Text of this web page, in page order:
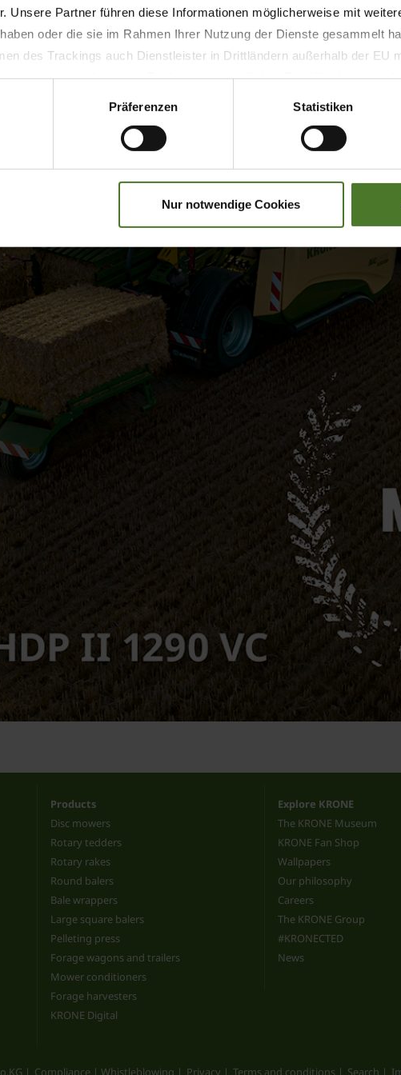
Unsere Partner führen diese Informationen möglicherweise mit
oder die sie im Rahmen Ihrer Nutzung der Dienste gesammelt
des Trackings auch Dienstleister in Drittländern außerhalb der EU
ein, wodurch das Risiko von behördlichen Zugriffen bzw. von
Präferenzen Statistiken
Nur notwendige Cookies
Products
Disc mowers
Rotary tedders
Rotary rakes
Round balers
Bale wrappers
Large square balers
Pelleting press
Forage wagons and trailers
Mower conditioners
Forage harvesters
KRONE Digital
Explore KRONE
The KRONE Museum
KRONE Fan Shop
Wallpapers
Our philosophy
Careers
The KRONE Group
#KRONECTED
News
Compliance | Whistleblowing Privacy Terms and conditions Search